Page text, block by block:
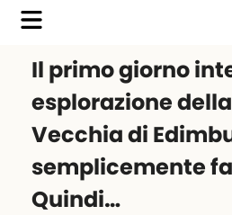
Il primo giorno
esplorazione
Vecchia di
semplicemente
Quindi…